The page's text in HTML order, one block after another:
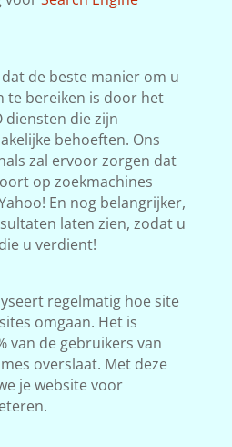
de beste manier om u
te bereiken is door het
diensten die zijn
behoeften. Ons
zal ervoor zorgen dat
op zoekmachines
En nog belangrijker,
laten zien, zodat u
u verdient!
regelmatig hoe site
omgaan. Het is
van de gebruikers van
overslaat. Met deze
je website voor